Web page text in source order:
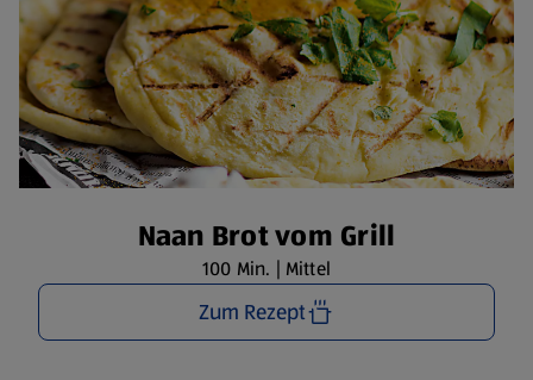
Naan Brot vom Grill
100 Min. | Mittel
Zum Rezept